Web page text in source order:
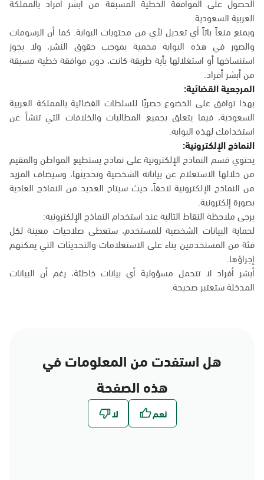
العربية السعودية.
ويمنع منعاً باتاً أي تعديل لأي من محتويات البوابة. كما أن الرسومات
والصور في هذه البوابة محمية بموجب حقوق النشر، ولا يجوز
استنساخها أو استغلالها بأية طريقة كانت، دون موافقة خطية مسبقة
من أبشر أفراد.
المرجعية القضائية:
بهذا توافق على الخضوع حصريًا للسلطات القضائية بالمملكة العربية
السعودية، فيما يتعلق بجميع المطالبات والخلافات التي تنشأ عن
استخدامك لهذه البوابة.
النماذج الإلكترونية:
يحتوي قسم النماذج الإلكترونية على نماذج يستطيع المواطن والمقيم
من خلالها الاستعلام عن بياناته الشخصية وتحديثها، وسيضاف المزيد
من النماذج الإلكترونية لاحقاً، حيث سيتاح العديد من النماذج العادية
بصورة إلكترونية.
يرجى ملاحظة النقاط التالية عند استخدام النماذج الإلكترونية:
لحماية البيانات الشخصية للمستخدم، ستعطى صلاحيات معينة لكل
فئة من المستخدمين بناء على الاستعلامات والتحديثات التي يمكنهم
إجراؤها.
أبشر أفراد لا تتحمل مسؤولية أي بيانات خاطئة، رغم أن البيانات
المدخلة ستعتبر صحيحة.
هل استفدت من المعلومات في
هذه الصفحة